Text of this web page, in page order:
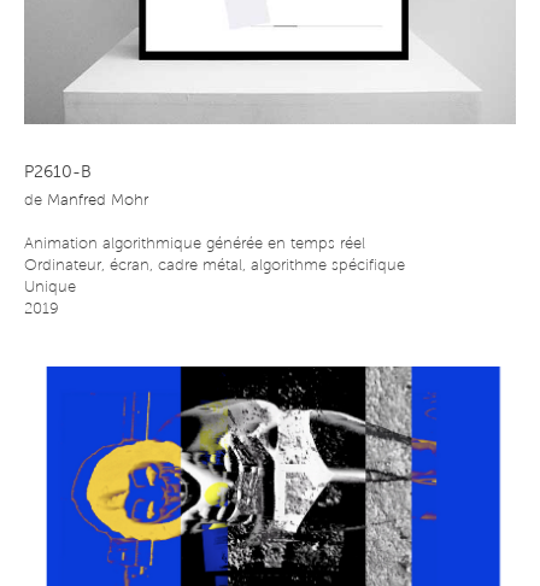
P2610-B
de Manfred Mohr
Animation algorithmique générée en temps réel
Ordinateur, écran, cadre métal, algorithme spécifique
Unique
2019